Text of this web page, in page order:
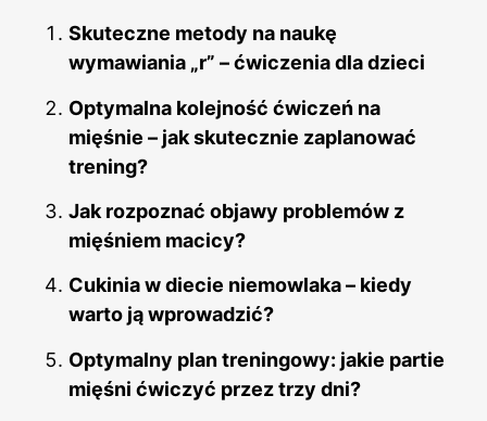
Skuteczne metody na naukę
wymawiania „r” – ćwiczenia dla dzieci
Optymalna kolejność ćwiczeń na
mięśnie – jak skutecznie zaplanować
trening?
Jak rozpoznać objawy problemów z
mięśniem macicy?
Cukinia w diecie niemowlaka – kiedy
warto ją wprowadzić?
Optymalny plan treningowy: jakie partie
mięśni ćwiczyć przez trzy dni?